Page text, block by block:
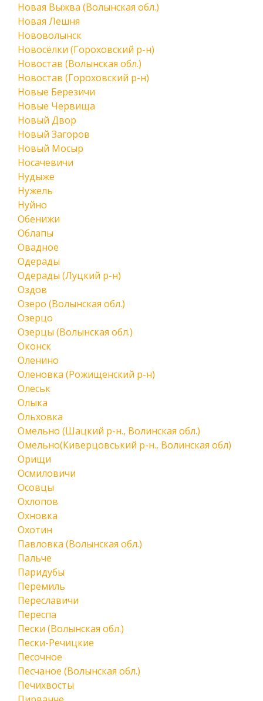
Новая Выжва (Волынская обл.)
Новая Лешня
Нововолынск
Новосёлки (Гороховский р-н)
Новостав (Волынская обл.)
Новостав (Гороховский р-н)
Новые Березичи
Новые Червища
Новый Двор
Новый Загоров
Новый Мосыр
Носачевичи
Нудыже
Нужель
Нуйно
Обенижи
Облапы
Овадное
Одерады
Одерады (Луцкий р-н)
Оздов
Озеро (Волынская обл.)
Озерцо
Озерцы (Волынская обл.)
Оконск
Оленино
Оленовка (Рожищенский р-н)
Олеськ
Олыка
Ольховка
Омельно (Шацкий р-н., Волинская обл.)
Омельно(Киверцовський р-н., Волинская обл)
Орищи
Осмиловичи
Осовцы
Охлопов
Охновка
Охотин
Павловка (Волынская обл.)
Пальче
Паридубы
Перемиль
Переславичи
Переспа
Пески (Волынская обл.)
Пески-Речицкие
Песочное
Песчаное (Волынская обл.)
Печихвосты